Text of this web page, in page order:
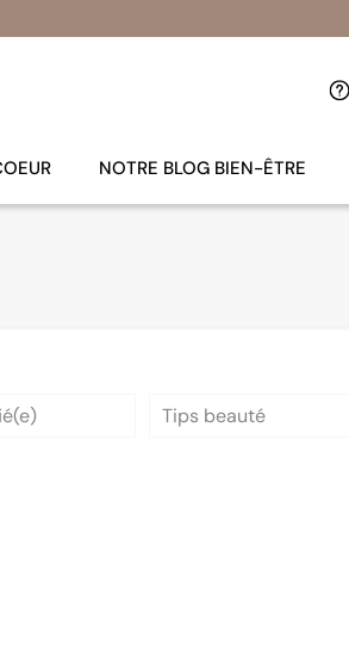
NOTRE BLOG BIEN-ÊTRE
Tips beauté